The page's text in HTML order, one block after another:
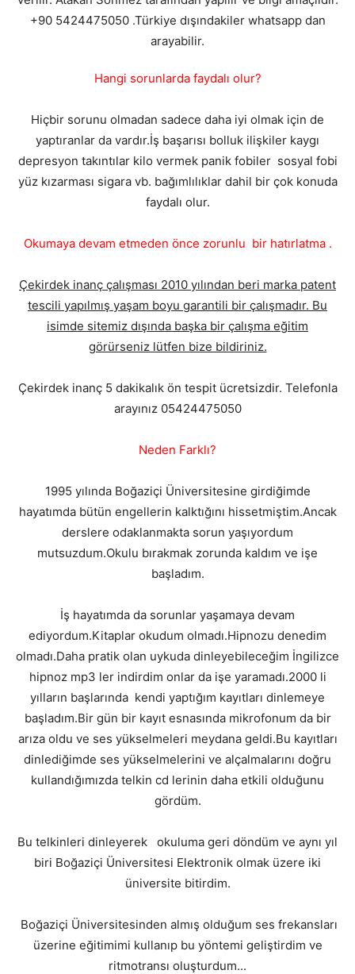
+90 5424475050 .Türkiye dışındakiler whatsapp dan
arayabilir.
Hangi sorunlarda faydalı olur?
Hiçbir sorunu olmadan sadece daha iyi olmak için de
yaptıranlar da vardır.İş başarısı bolluk ilişkiler kaygı
depresyon takıntılar kilo vermek panik fobiler sosyal fobi
yüz kızarması sigara vb. bağımlılıklar dahil bir çok konuda
faydalı olur.
Okumaya devam etmeden önce zorunlu bir hatırlatma .
Çekirdek inanç çalışması 2010 yılından beri marka patent
tescili yapılmış yaşam boyu garantili bir çalışmadır. Bu
isimde sitemiz dışında başka bir çalışma eğitim
görürseniz lütfen bize bildiriniz.
Çekirdek inanç 5 dakikalık ön tespit ücretsizdir. Telefonla
arayınız 05424475050
Neden Farklı?
1995 yılında Boğaziçi Üniversitesine girdiğimde
hayatımda bütün engellerin kalktığını hissetmiştim.Ancak
derslere odaklanmakta sorun yaşıyordum
mutsuzdum.Okulu bırakmak zorunda kaldım ve işe
başladım.
İş hayatımda da sorunlar yaşamaya devam
ediyordum.Kitaplar okudum olmadı.Hipnozu denedim
olmadı.Daha pratik olan uykuda dinleyebileceğim İngilizce
hipnoz mp3 ler indirdim onlar da işe yaramadı.2000 li
yılların başlarında kendi yaptığım kayıtları dinlemeye
başladım.Bir gün bir kayıt esnasında mikrofonum da bir
arıza oldu ve ses yükselmeleri meydana geldi.Bu kayıtları
dinlediğimde ses yükselmelerini ve alçalmalarını doğru
kullandığımızda telkin cd lerinin daha etkili olduğunu
gördüm.
Bu telkinleri dinleyerek okuluma geri döndüm ve aynı yıl
biri Boğaziçi Üniversitesi Elektronik olmak üzere iki
üniversite bitirdim.
Boğaziçi Üniversitesinden almış olduğum ses frekansları
üzerine eğitimimi kullanıp bu yöntemi geliştirdim ve
ritmotransı oluşturdum...